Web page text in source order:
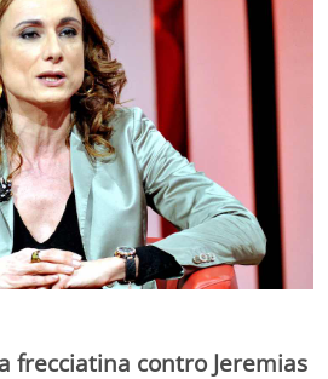
frecciatina contro Jeremias